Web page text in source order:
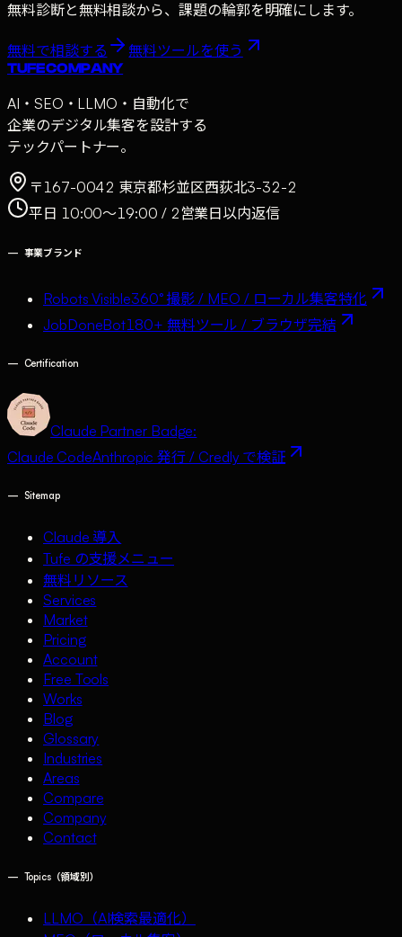
無料診断と無料相談から、課題の輪郭を明確にします。
無料で相談する 無料ツールを使う
TUFE COMPANY
AI・SEO・LLMO・自動化で
企業のデジタル集客を設計する
テックパートナー。
〒167-0042 東京都杉並区西荻北3-32-2
平日 10:00〜19:00 / 2営業日以内返信
— 事業ブランド
Robots Visible360° 撮影 / MEO / ローカル集客特化
JobDoneBot180+ 無料ツール / ブラウザ完結
— Certification
Claude Partner Badge:
Claude CodeAnthropic 発行 / Credly で検証
— Sitemap
Claude 導入
Tufe の支援メニュー
無料リソース
Services
Market
Pricing
Account
Free Tools
Works
Blog
Glossary
Industries
Areas
Compare
Company
Contact
— Topics（領域別）
LLMO（AI検索最適化）